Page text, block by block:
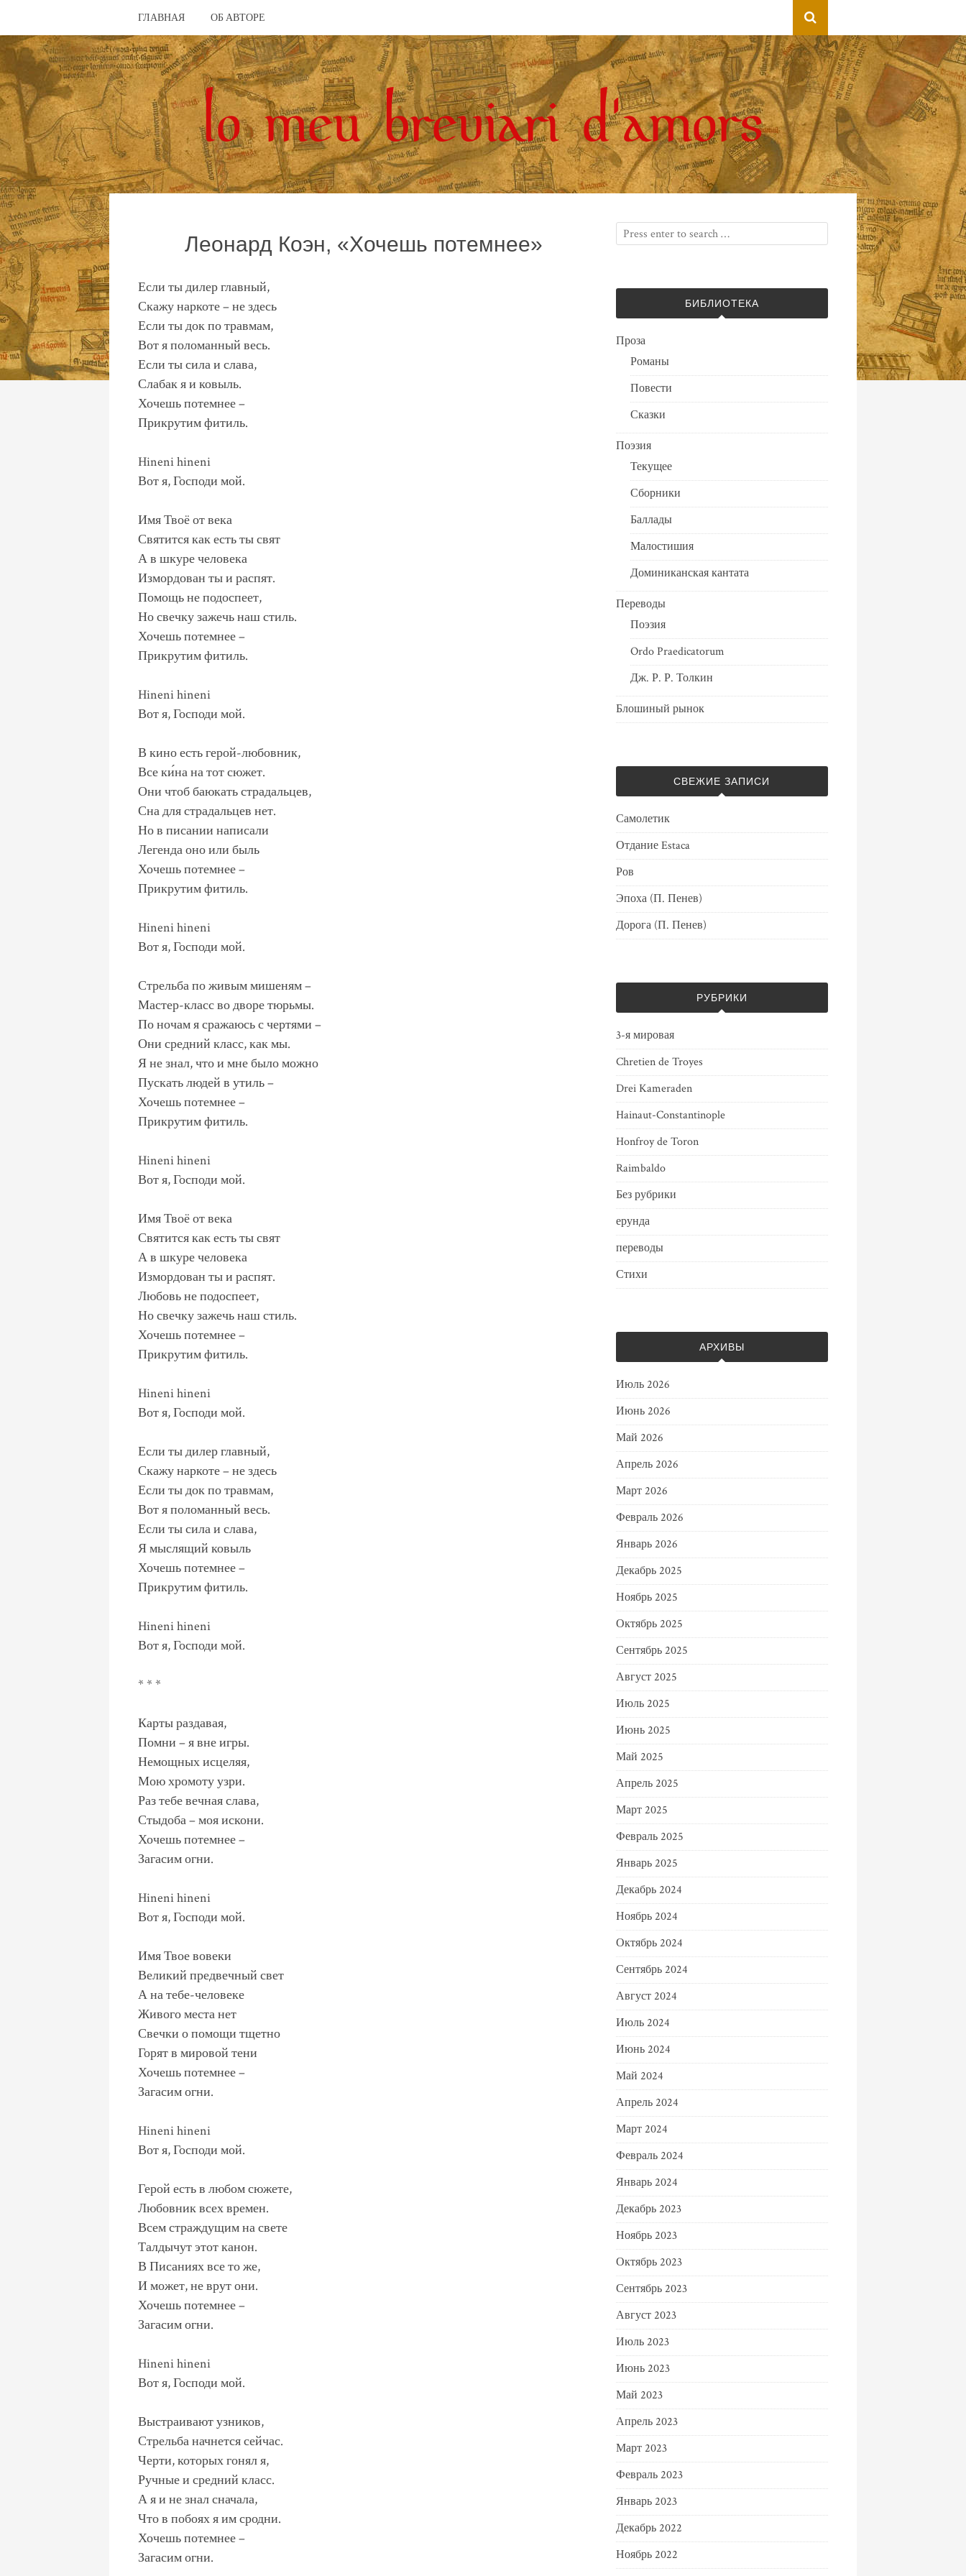
ГЛАВНАЯ ОБ АВТОРЕ
Леонард Коэн, «Хочешь потемнее»
Если ты дилер главный,
Скажу наркоте – не здесь
Если ты док по травмам,
Вот я поломанный весь.
Если ты сила и слава,
Слабак я и ковыль.
Хочешь потемнее –
Прикрутим фитиль.
Hineni hineni
Вот я, Господи мой.
Имя Твоё от века
Святится как есть ты свят
А в шкуре человека
Измордован ты и распят.
Помощь не подоспеет,
Но свечку зажечь наш стиль.
Хочешь потемнее –
Прикрутим фитиль.
Hineni hineni
Вот я, Господи мой.
В кино есть герой-любовник,
Все ки́на на тот сюжет.
Они чтоб баюкать страдальцев,
Сна для страдальцев нет.
Но в писании написали
Легенда оно или быль
Хочешь потемнее –
Прикрутим фитиль.
Hineni hineni
Вот я, Господи мой.
Стрельба по живым мишеням –
Мастер-класс во дворе тюрьмы.
По ночам я сражаюсь с чертями –
Они средний класс, как мы.
Я не знал, что и мне было можно
Пускать людей в утиль –
Хочешь потемнее –
Прикрутим фитиль.
Hineni hineni
Вот я, Господи мой.
Имя Твоё от века
Святится как есть ты свят
А в шкуре человека
Измордован ты и распят.
Любовь не подоспеет,
Но свечку зажечь наш стиль.
Хочешь потемнее –
Прикрутим фитиль.
Hineni hineni
Вот я, Господи мой.
Если ты дилер главный,
Скажу наркоте – не здесь
Если ты док по травмам,
Вот я поломанный весь.
Если ты сила и слава,
Я мыслящий ковыль
Хочешь потемнее –
Прикрутим фитиль.
Hineni hineni
Вот я, Господи мой.
* * *
Карты раздавая,
Помни – я вне игры.
Немощных исцеляя,
Мою хромоту узри.
Раз тебе вечная слава,
Стыдоба – моя искони.
Хочешь потемнее –
Загасим огни.
Hineni hineni
Вот я, Господи мой.
Имя Твое вовеки
Великий предвечный свет
А на тебе-человеке
Живого места нет
Свечки о помощи тщетно
Горят в мировой тени
Хочешь потемнее –
Загасим огни.
Hineni hineni
Вот я, Господи мой.
Герой есть в любом сюжете,
Любовник всех времен.
Всем страждущим на свете
Талдычут этот канон.
В Писаниях все то же,
И может, не врут они.
Хочешь потемнее –
Загасим огни.
Hineni hineni
Вот я, Господи мой.
Выстраивают узников,
Стрельба начнется сейчас.
Черти, которых гонял я,
Ручные и средний класс.
А я и не знал сначала,
Что в побоях я им сродни.
Хочешь потемнее –
Загасим огни.
БИБЛИОТЕКА
Проза
Романы
Повести
Сказки
Поэзия
Текущее
Сборники
Баллады
Малостишия
Доминиканская кантата
Переводы
Поэзия
Ordo Praedicatorum
Дж. Р. Р. Толкин
Блошиный рынок
СВЕЖИЕ ЗАПИСИ
Самолетик
Отдание Estaca
Ров
Эпоха (П. Пенев)
Дорога (П. Пенев)
РУБРИКИ
3-я мировая
Chretien de Troyes
Drei Kameraden
Hainaut-Constantinople
Honfroy de Toron
Raimbaldo
Без рубрики
ерунда
переводы
Стихи
АРХИВЫ
Июль 2026
Июнь 2026
Май 2026
Апрель 2026
Март 2026
Февраль 2026
Январь 2026
Декабрь 2025
Ноябрь 2025
Октябрь 2025
Сентябрь 2025
Август 2025
Июль 2025
Июнь 2025
Май 2025
Апрель 2025
Март 2025
Февраль 2025
Январь 2025
Декабрь 2024
Ноябрь 2024
Октябрь 2024
Сентябрь 2024
Август 2024
Июль 2024
Июнь 2024
Май 2024
Апрель 2024
Март 2024
Февраль 2024
Январь 2024
Декабрь 2023
Ноябрь 2023
Октябрь 2023
Сентябрь 2023
Август 2023
Июль 2023
Июнь 2023
Май 2023
Апрель 2023
Март 2023
Февраль 2023
Январь 2023
Декабрь 2022
Ноябрь 2022